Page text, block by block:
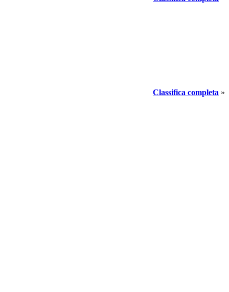
Classifica completa »